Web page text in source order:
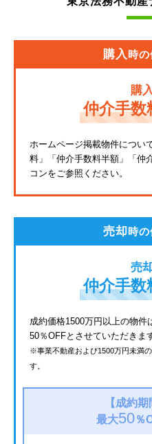
東武東上線
JR鶴見線
京成金町線
購入時
購
仲介手数
ホームページ掲載物件につい
料」
「仲介手数料半額」「仲
コンをご参照ください。
売却時
売
仲介手数
成約価格1500万円以上の物件
50％OFFとさせていただきま
※事業不動産および1500万円未満
す。
【成約
最大50％